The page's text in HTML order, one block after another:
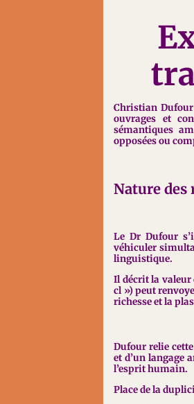
Christian
ouvrages et
sémantiques
opposées ou
Nature des
Le Dr Dufour
véhiculer
linguistique.
Il décrit la valeur
cl ») peut
richesse et la
Dufour relie
et d’un langage
l’esprit humain.
Place de la